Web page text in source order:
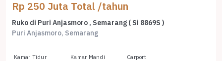
Rp 250 Juta Total /tahun
Ruko di Puri Anjasmoro , Semarang ( Si 8869S )
Puri Anjasmoro, Semarang
Kamar Tidur Kamar Mandi Carport